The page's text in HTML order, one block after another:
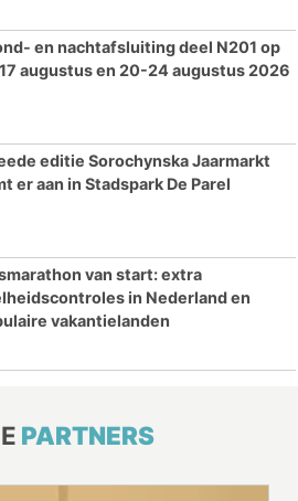
en nachtafsluiting deel N201 op
augustus en 20-24 augustus 2026
editie Sorochynska Jaarmarkt
er aan in Stadspark De Parel
van start: extra
in Nederland en
vakantielanden
PARTNERS